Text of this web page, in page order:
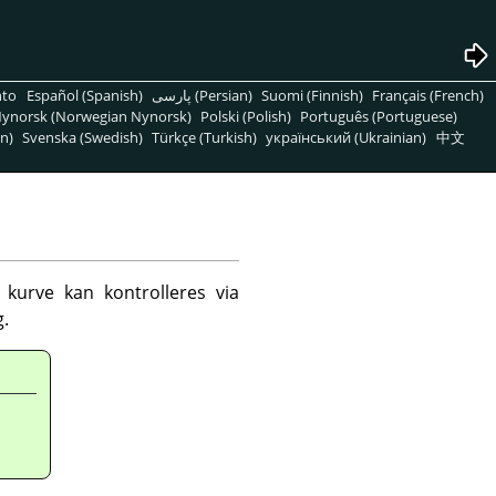
Español (Spanish) پارسی (Persian) Suomi (Finnish) Français (French)
(Norwegian Nynorsk) Polski (Polish) Português (Portuguese)
Svenska (Swedish) Türkçe (Turkish) український (Ukrainian) 中文
kan kontrolleres via